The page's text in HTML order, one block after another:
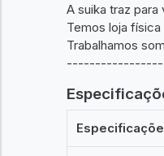
A suika traz
Temos loja
Trabalhamos